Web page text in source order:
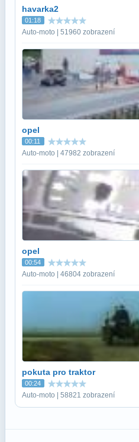
havarka2
01:18
Auto-moto | 51960 zobrazení
opel
00:11
Auto-moto | 47982 zobrazení
opel
00:54
Auto-moto | 46804 zobrazení
pokuta pro traktor
00:24
Auto-moto | 58821 zobrazení